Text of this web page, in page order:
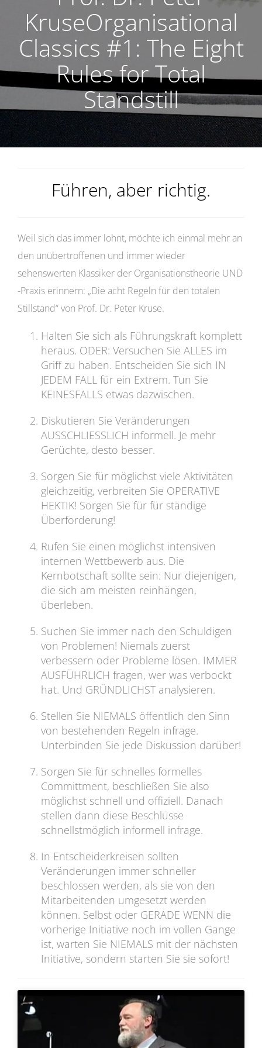
KruseOrganisational
Classics #1: The Eight
Rules for Total
Standstill
Führen, aber richtig.
Weil sich das immer lohnt, möchte ich einmal mehr an
den unübertroffenen und immer wieder
sehenswerten Klassiker der Organisationstheorie UND
-Praxis erinnern: „Die acht Regeln für den totalen
Stillstand“ von Prof. Dr. Peter Kruse.
Halten Sie sich als Führungskraft komplett
heraus. ODER: Versuchen Sie ALLES im
Griff zu haben. Entscheiden Sie sich IN
JEDEM FALL für ein Extrem. Tun Sie
KEINESFALLS etwas dazwischen.
Diskutieren Sie Veränderungen
AUSSCHLIESSLICH informell. Je mehr
Gerüchte, desto besser.
Sorgen Sie für möglichst viele Aktivitäten
gleichzeitig, verbreiten Sie OPERATIVE
HEKTIK! Sorgen Sie für für ständige
Überforderung!
Rufen Sie einen möglichst intensiven
internen Wettbewerb aus. Die
Kernbotschaft sollte sein: Nur diejenigen,
die sich am meisten reinhängen,
überleben.
Suchen Sie immer nach den Schuldigen
von Problemen! Niemals zuerst
verbessern oder Probleme lösen. IMMER
AUSFÜHRLICH fragen, wer was verbockt
hat. Und GRÜNDLICHST analysieren.
Stellen Sie NIEMALS öffentlich den Sinn
von bestehenden Regeln infrage.
Unterbinden Sie jede Diskussion darüber!
Sorgen Sie für schnelles formelles
Committment, beschließen Sie also
möglichst schnell und offiziell. Danach
stellen dann diese Beschlüsse
schnellstmöglich informell infrage.
In Entscheiderkreisen sollten
Veränderungen immer schneller
beschlossen werden, als sie von den
Mitarbeitenden umgesetzt werden
können. Selbst oder GERADE WENN die
vorherige Initiative noch im vollen Gange
ist, warten Sie NIEMALS mit der nächsten
Initiative, sondern starten Sie sie sofort!